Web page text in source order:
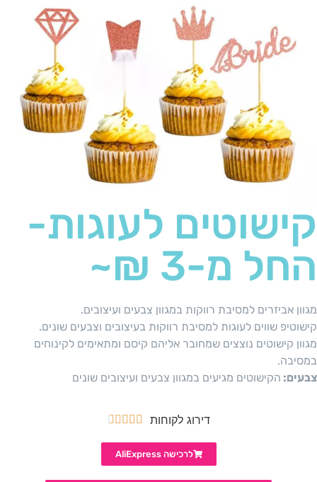
קישוטים לעוגות-
החל מ-3 ₪~
מגוון אביזרים למסיבת רווקות במגוון צבעים ועיצובים.
קישוטיפ שווים לעוגות למסיבת רווקות בעיצובים וצבעים שונים.
מגוון קישוטים נוצצים שמחובר אליהם קיסם ומתאימים לקינוחים
במסיבה.
צבעים: הקישוטים מגיעים במגוון צבעים ועיצובים שונים
דירוג לקוחות 




לרכישה AliExpress